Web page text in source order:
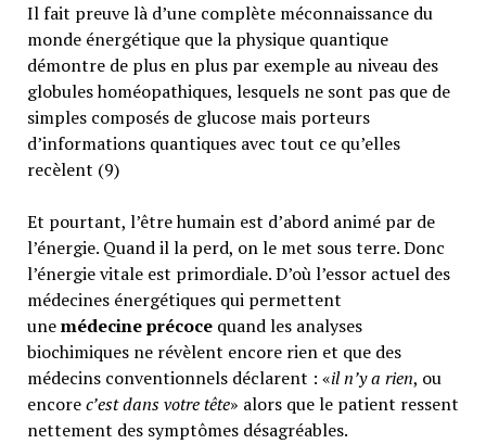
Il fait preuve là d’une complète méconnaissance du
monde énergétique que la physique quantique
démontre de plus en plus par exemple au niveau des
globules homéopathiques, lesquels ne sont pas que de
simples composés de glucose mais porteurs
d’informations quantiques avec tout ce qu’elles
recèlent (9)
Et pourtant, l’être humain est d’abord animé par de
l’énergie. Quand il la perd, on le met sous terre. Donc
l’énergie vitale est primordiale. D’où l’essor actuel des
médecines énergétiques qui permettent
unemédecine précoce quand les analyses
biochimiques ne révèlent encore rien et que des
médecins conventionnels déclarent : «il n’y a rien, ou
encorec’est dans votre tête» alors que le patient ressent
nettement des symptômes désagréables.